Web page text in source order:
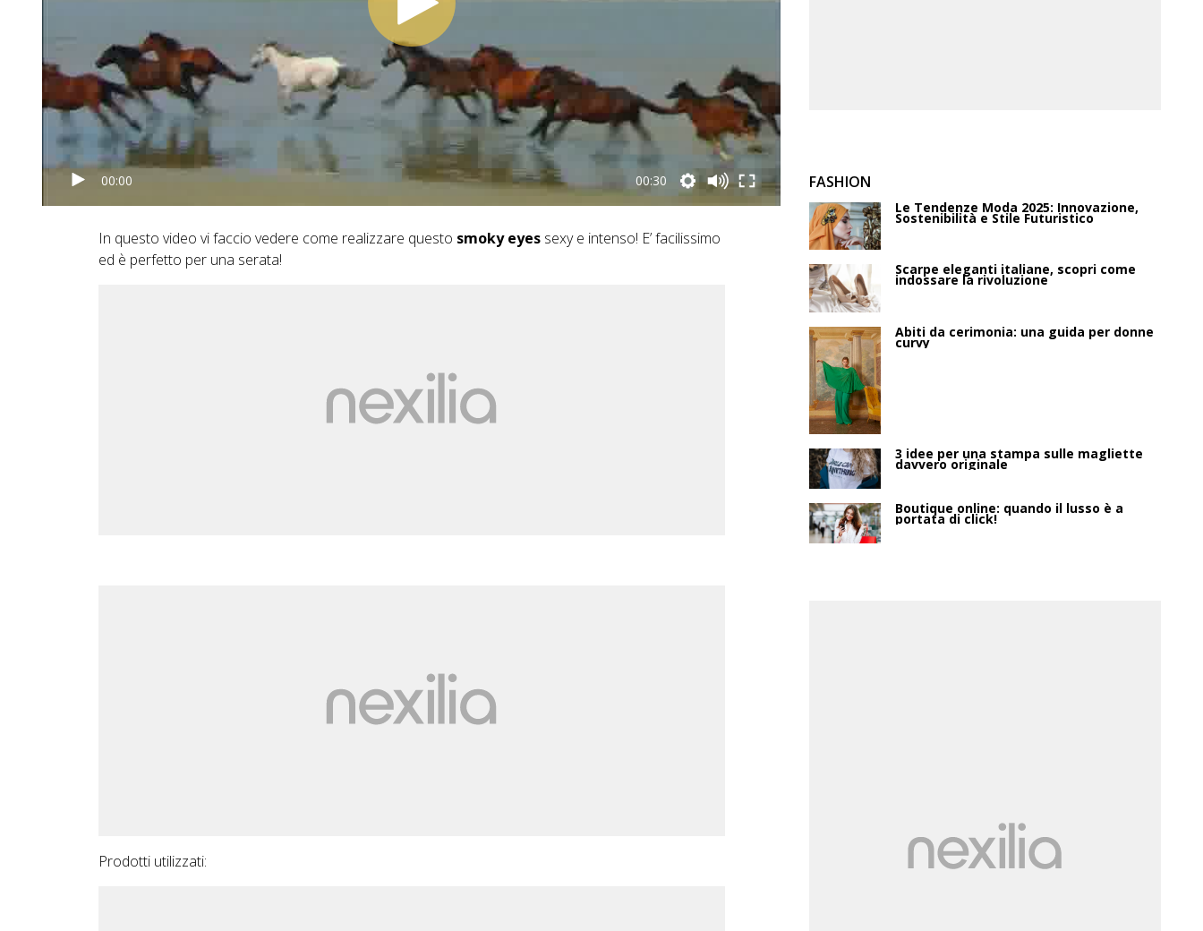
00:00 00:30
In questo video vi faccio vedere come realizzare questo smoky eyessexy e intenso! E’ facilissimo
ed è perfetto per una serata!
Prodotti utilizzati:
FASHION
Le Tendenze Moda 2025: Innovazione,
Sostenibilità e Stile Futuristico
Scarpe eleganti italiane, scopri come
indossare la rivoluzione
Abiti da cerimonia: una guida per donne
curvy
3 idee per una stampa sulle magliette
davvero originale
Boutique online: quando il lusso è a
portata di click!